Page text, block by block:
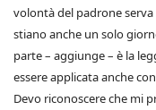
volontà del padrone
stiano anche un solo
parte – aggiunge – è la
essere applicata anche
Devo riconoscere che mi